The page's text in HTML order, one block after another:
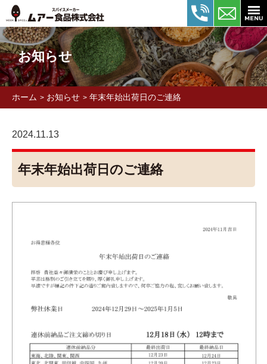
お知らせ
ホーム > お知らせ > 年末年始出荷日のご連絡
2024.11.13
年末年始出荷日のご連絡